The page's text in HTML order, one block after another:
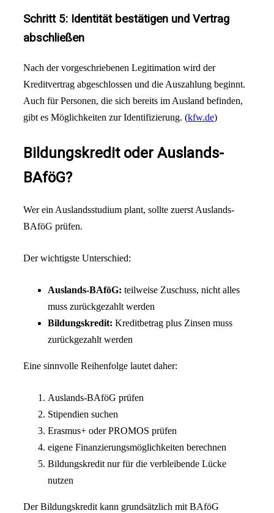
Schritt 5: Identität bestätigen und Vertrag
abschließen
Nach der vorgeschriebenen Legitimation wird der
Kreditvertrag abgeschlossen und die Auszahlung beginnt.
Auch für Personen, die sich bereits im Ausland befinden,
gibt es Möglichkeiten zur Identifizierung. (kfw.de)
Bildungskredit oder Auslands-
BAföG?
Wer ein Auslandsstudium plant, sollte zuerst Auslands-
BAföG prüfen.
Der wichtigste Unterschied:
Auslands-BAföG: teilweise Zuschuss, nicht alles
muss zurückgezahlt werden
Bildungskredit: Kreditbetrag plus Zinsen muss
zurückgezahlt werden
Eine sinnvolle Reihenfolge lautet daher:
Auslands-BAföG prüfen
Stipendien suchen
Erasmus+ oder PROMOS prüfen
eigene Finanzierungsmöglichkeiten berechnen
Bildungskredit nur für die verbleibende Lücke
nutzen
Der Bildungskredit kann grundsätzlich mit BAföG